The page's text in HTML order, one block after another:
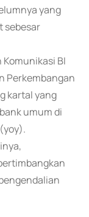
yang
sebesar
BI
Perkembangan
kartal yang
umum di